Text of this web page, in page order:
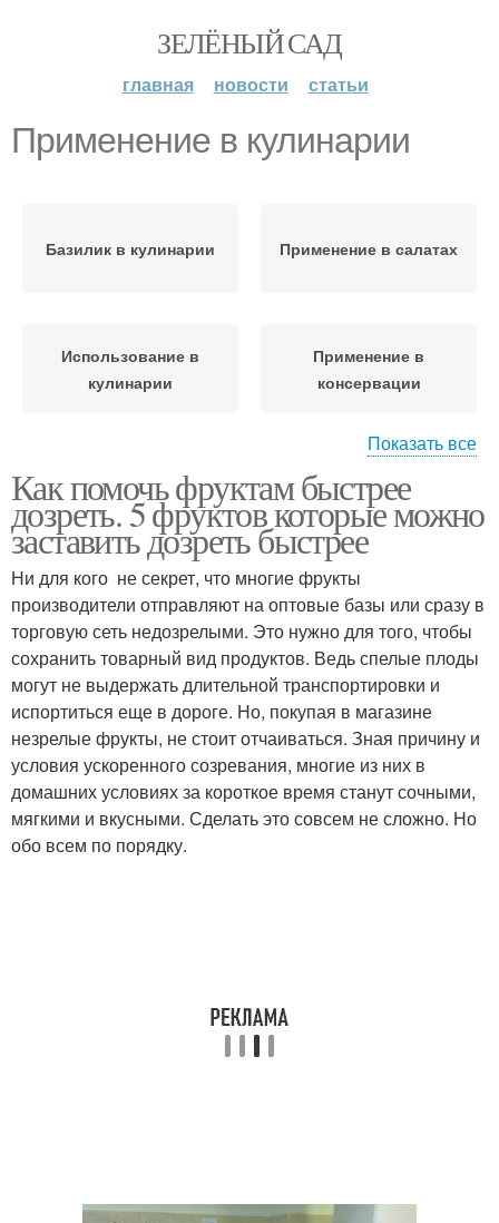
ЗЕЛЁНЫЙ САД
главная новости статьи
Применение в кулинарии
Базилик в кулинарии Применение в салатах
Использование в
кулинарии
Применение в
консервации
Применение в народной
медицине
Применение в медицине
Показать все
Как помочь фруктам быстрее
дозреть. 5 фруктов которые можно
заставить дозреть быстрее
Ни для кого не секрет, что многие фрукты
производители отправляют на оптовые базы или сразу в
торговую сеть недозрелыми. Это нужно для того, чтобы
сохранить товарный вид продуктов. Ведь спелые плоды
могут не выдержать длительной транспортировки и
испортиться еще в дороге. Но, покупая в магазине
незрелые фрукты, не стоит отчаиваться. Зная причину и
условия ускоренного созревания, многие из них в
домашних условиях за короткое время станут сочными,
мягкими и вкусными. Сделать это совсем не сложно. Но
обо всем по порядку.